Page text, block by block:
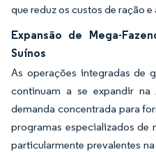
que reduz os custos de ração
Expansão de Mega-
Suínos
As operações integradas de
continuam a se expandir na
demanda concentrada para
programas especializados de
particularmente prevalentes